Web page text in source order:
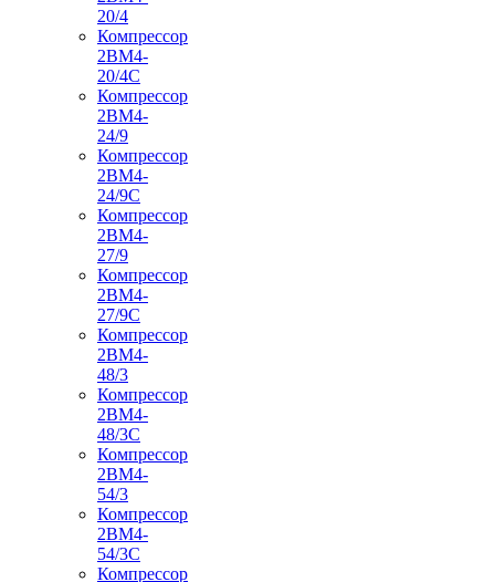
20/4
Компрессор
2ВМ4-
20/4С
Компрессор
2ВМ4-
24/9
Компрессор
2ВМ4-
24/9С
Компрессор
2ВМ4-
27/9
Компрессор
2ВМ4-
27/9С
Компрессор
2ВМ4-
48/3
Компрессор
2ВМ4-
48/3С
Компрессор
2ВМ4-
54/3
Компрессор
2ВМ4-
54/3С
Компрессор